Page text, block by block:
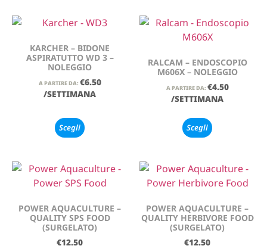
KARCHER – BIDONE
ASPIRATUTTO WD 3 –
NOLEGGIO
A PARTIRE DA: €6.50
/SETTIMANA
Scegli
RALCAM – ENDOSCOPIO
M606X – NOLEGGIO
A PARTIRE DA: €4.50
/SETTIMANA
Scegli
POWER AQUACULTURE –
QUALITY SPS FOOD
(SURGELATO)
€12.50
POWER AQUACULTURE –
QUALITY HERBIVORE FOOD
(SURGELATO)
€12.50